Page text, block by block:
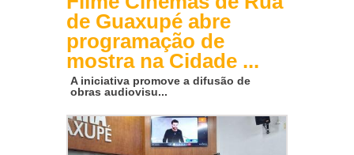
de Guaxupé abre
programação de
mostra na Cidade ...
A iniciativa promove a difusão de
obras audiovisu...